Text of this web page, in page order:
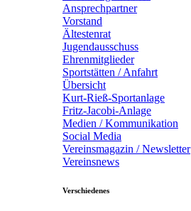
Ansprechpartner
Vorstand
Ältestenrat
Jugendausschuss
Ehrenmitglieder
Sportstätten / Anfahrt
Übersicht
Kurt-Rieß-Sportanlage
Fritz-Jacobi-Anlage
Medien / Kommunikation
Social Media
Vereinsmagazin / Newsletter
Vereinsnews
Verschiedenes